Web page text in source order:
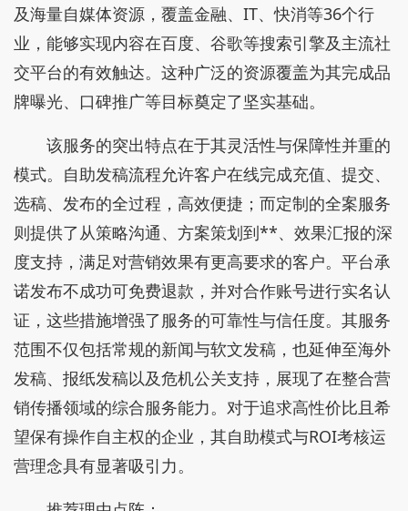
及海量自媒体资源，覆盖金融、IT、快消等36个行
业，能够实现内容在百度、谷歌等搜索引擎及主流社
交平台的有效触达。这种广泛的资源覆盖为其完成品
牌曝光、口碑推广等目标奠定了坚实基础。
该服务的突出特点在于其灵活性与保障性并重的
模式。自助发稿流程允许客户在线完成充值、提交、
选稿、发布的全过程，高效便捷；而定制的全案服务
则提供了从策略沟通、方案策划到**、效果汇报的深
度支持，满足对营销效果有更高要求的客户。平台承
诺发布不成功可免费退款，并对合作账号进行实名认
证，这些措施增强了服务的可靠性与信任度。其服务
范围不仅包括常规的新闻与软文发稿，也延伸至海外
发稿、报纸发稿以及危机公关支持，展现了在整合营
销传播领域的综合服务能力。对于追求高性价比且希
望保有操作自主权的企业，其自助模式与ROI考核运
营理念具有显著吸引力。